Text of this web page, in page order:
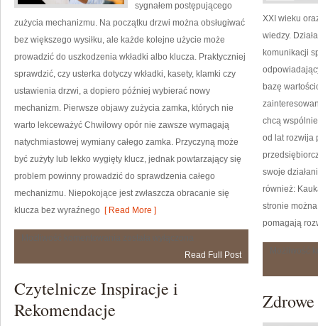
sygnałem postępującego
zużycia mechanizmu. Na początku drzwi można obsługiwać
bez większego wysiłku, ale każde kolejne użycie może
prowadzić do uszkodzenia wkładki albo klucza. Praktyczniej
sprawdzić, czy usterka dotyczy wkładki, kasety, klamki czy
ustawienia drzwi, a dopiero później wybierać nowy
mechanizm. Pierwsze objawy zużycia zamka, których nie
warto lekceważyć Chwilowy opór nie zawsze wymagają
natychmiastowej wymiany całego zamka. Przyczyną może
być zużyty lub lekko wygięty klucz, jednak powtarzający się
problem powinny prowadzić do sprawdzenia całego
mechanizmu. Niepokojące jest zwłaszcza obracanie się
klucza bez wyraźnego [ Read More ]
jak
podjąć
Read Full Post
XXI wieku
wiedzy.
komunikacji
bazę
chcą
od lat rozwija
swoje
również:
stronie
pomagają
Czytelnicze Inspiracje i
Rekomendacje